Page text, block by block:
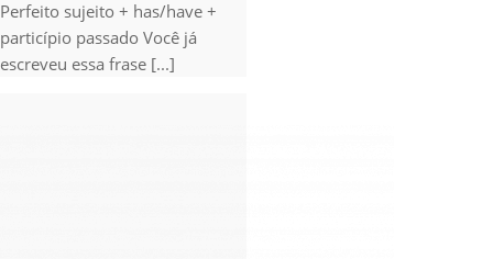
Perfeito sujeito + has/have +
particípio passado Você já
escreveu essa frase [...]